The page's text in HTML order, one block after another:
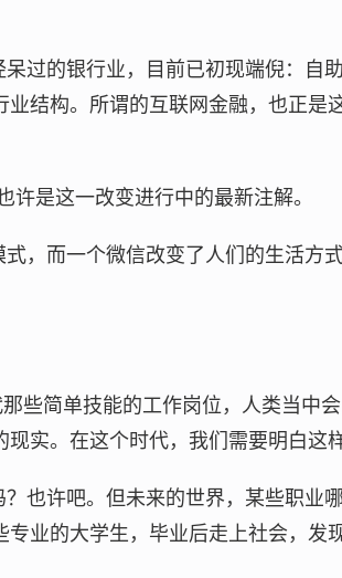
呆过的银行业，目前已初现端倪：自
结构。所谓的互联网金融，也正是
是这一改变进行中的最新注解。
，而一个微信改变了人们的生活方
些简单技能的工作岗位，人类当中会
实。在这个时代，我们需要明白这
也许吧。但未来的世界，某些职业
业的大学生，毕业后走上社会，发